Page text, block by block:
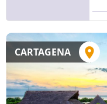
CARTAGENA